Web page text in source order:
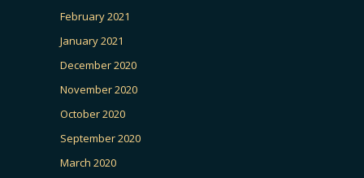
February 2021
January 2021
December 2020
November 2020
October 2020
September 2020
March 2020